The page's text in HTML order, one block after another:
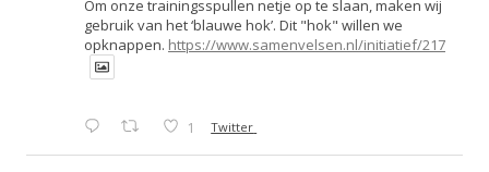
Om onze trainingsspullen netje op te slaan, maken wij
gebruik van het ‘blauwe hok’. Dit "hok" willen we
opknappen. https://www.samenvelsen.nl/initiatief/217
1 Twitter